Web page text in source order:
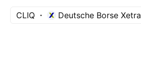
CLIQ Deutsche Borse Xetra